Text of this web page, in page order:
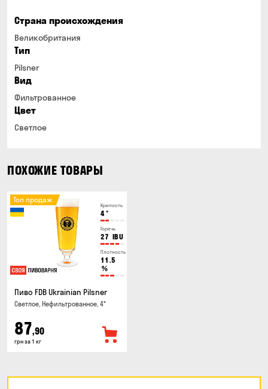
Страна происхождения
Великобритания
Тип
Pilsner
Вид
Фильтрованное
Цвет
Светлое
ПОХОЖИЕ ТОВАРЫ
Крепость
4°
Горечь
27 IBU
Плотность
11.5
%
Топ продаж
Пиво FDB Ukrainian Pilsner
Светлое, Нефильтрованное, 4°
87,90
грн за 1 кг